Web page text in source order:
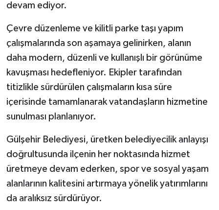
devam ediyor.
‎Çevre düzenleme ve kilitli parke taşı yapım
çalışmalarında son aşamaya gelinirken, alanın
daha modern, düzenli ve kullanışlı bir görünüme
kavuşması hedefleniyor. Ekipler tarafından
titizlikle sürdürülen çalışmaların kısa süre
içerisinde tamamlanarak vatandaşların hizmetine
sunulması planlanıyor.
‎Gülşehir Belediyesi, üretken belediyecilik anlayışı
doğrultusunda ilçenin her noktasında hizmet
üretmeye devam ederken, spor ve sosyal yaşam
alanlarının kalitesini artırmaya yönelik yatırımlarını
da aralıksız sürdürüyor.